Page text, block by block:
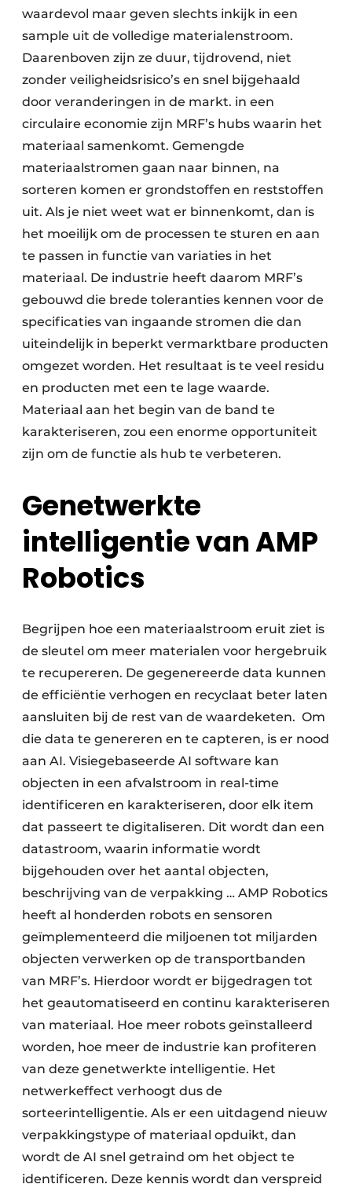
Houtafval
Kunststofafval
Medisch afval
Metaalrecyclage
Papierafval
Textielrecyclage
waardevol maar geven slechts inkijk in een
sample uit de volledige materialenstroom.
Daarenboven zijn ze duur, tijdrovend, niet
zonder veiligheidsrisico’s en snel bijgehaald
door veranderingen in de markt. in een
circulaire economie zijn MRF’s hubs waarin het
materiaal samenkomt. Gemengde
materiaalstromen gaan naar binnen, na
sorteren komen er grondstoffen en reststoffen
uit. Als je niet weet wat er binnenkomt, dan is
het moeilijk om de processen te sturen en aan
te passen in functie van variaties in het
materiaal. De industrie heeft daarom MRF’s
gebouwd die brede toleranties kennen voor de
specificaties van ingaande stromen die dan
uiteindelijk in beperkt vermarktbare producten
omgezet worden. Het resultaat is te veel residu
en producten met een te lage waarde.
Materiaal aan het begin van de band te
karakteriseren, zou een enorme opportuniteit
zijn om de functie als hub te verbeteren.
Genetwerkte
intelligentie van AMP
Robotics
Begrijpen hoe een materiaalstroom eruit ziet is
de sleutel om meer materialen voor hergebruik
te recupereren. De gegenereerde data kunnen
de efficiëntie verhogen en recyclaat beter laten
aansluiten bij de rest van de waardeketen. Om
die data te genereren en te capteren, is er nood
aan AI. Visiegebaseerde AI software kan
objecten in een afvalstroom in real-time
identificeren en karakteriseren, door elk item
dat passeert te digitaliseren. Dit wordt dan een
datastroom, waarin informatie wordt
bijgehouden over het aantal objecten,
beschrijving van de verpakking … AMP Robotics
heeft al honderden robots en sensoren
geïmplementeerd die miljoenen tot miljarden
objecten verwerken op de transportbanden
van MRF’s. Hierdoor wordt er bijgedragen tot
het geautomatiseerd en continu karakteriseren
van materiaal. Hoe meer robots geïnstalleerd
worden, hoe meer de industrie kan profiteren
van deze genetwerkte intelligentie. Het
netwerkeffect verhoogt dus de
sorteerintelligentie. Als er een uitdagend nieuw
verpakkingstype of materiaal opduikt, dan
wordt de AI snel getraind om het object te
identificeren. Deze kennis wordt dan verspreid